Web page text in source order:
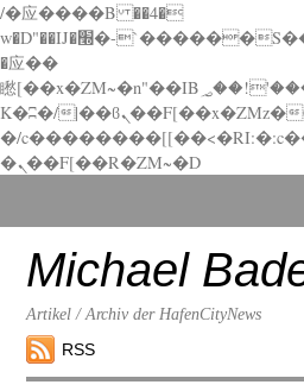
/�应����B ��4�
w�D"��IJ�׭�-`������S��9�Dr�ji��EJ߅��gJ
�应��
矁[��x�ZM~�n"��IB؃��!'����Тѕ��+��(m��I
K�ʭ�/|��ϐܢ��F[��x�ZMz�G�� %嬩
�/
�ܢ��F[��R�ZM~�D
down
contentMichael
Artikel / Archiv der HafenCityNews
RSS